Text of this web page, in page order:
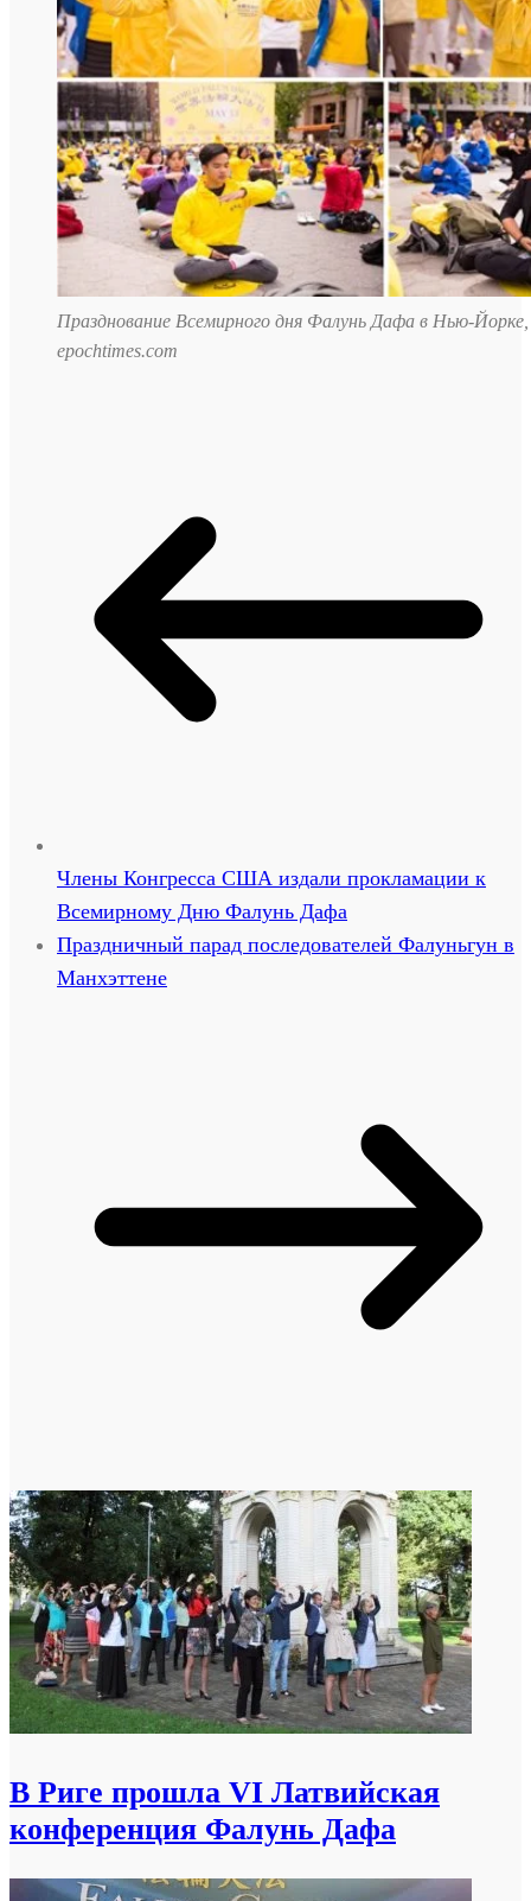
Празднование Всемирного дня Фалунь Дафа в Нью-
epochtimes.com
Члены Конгресса США издали прокламации к
Всемирному Дню Фалунь Дафа
Праздничный парад последователей Фалуньгун в
Манхэттене
В Риге прошла VI Латвийская
конференция Фалунь Дафа